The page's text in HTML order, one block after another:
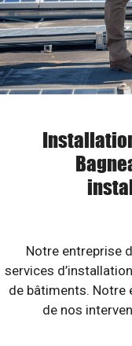
Notre entreprise
services
de bâtiments. Notre
de nos